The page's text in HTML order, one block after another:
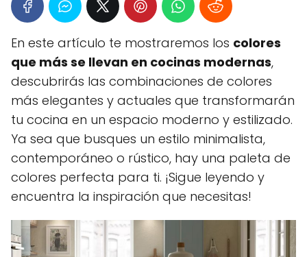
En este artículo te mostraremos los colores
que más se llevan en cocinas modernas,
descubrirás las combinaciones de colores
más elegantes y actuales que transformarán
tu cocina en un espacio moderno y estilizado.
Ya sea que busques un estilo minimalista,
contemporáneo o rústico, hay una paleta de
colores perfecta para ti. ¡Sigue leyendo y
encuentra la inspiración que necesitas!